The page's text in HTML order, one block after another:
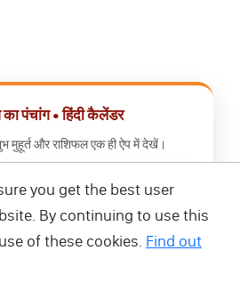
पंचांग • हिंदी कैलेंडर
मुहूर्त और राशिफल एक ही ऐप में देखें।
कैलेंडर ऐप डाउनलोड करें
you get the best user
By continuing to use this
of these cookies. Find out